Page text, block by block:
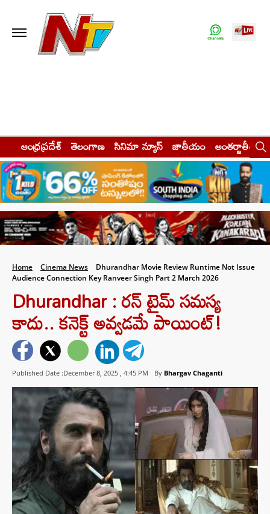
ఆంధ్రప్రదేశ్ తెలంగాణ సినిమా న్యూస్ జాతీయం అంతర్జాతీయం
Home Cinema News
Dhurandhar Movie Review Runtime Not Issue
Audience Connection Key Ranveer Singh Part 2 March 2026
Dhurandhar : రన్ టైమ్ సమస్య
కాదు.. కనెక్ట్ అవ్వడమే పాయింట్!
Published Date :December 8, 2025 , 4:45 PM By Bhargav Chaganti